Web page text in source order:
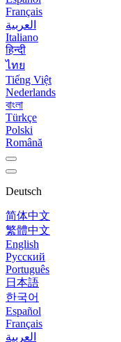
Français
العربية
Italiano
हिन्दी
ไทย
Tiếng Việt
Nederlands
বাংলা
Türkçe
Polski
Română
Deutsch
简体中文
繁體中文
English
Русский
Português
日本語
한국어
Español
Français
العربية